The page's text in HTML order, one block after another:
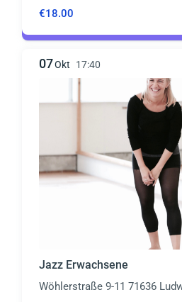
€18.00
07Okt 17:40
Jazz Erwachsene
Wöhlerstraße 9-11 71636